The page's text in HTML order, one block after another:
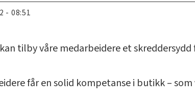
- 08:51
tilby våre medarbeidere et
får en solid kompetanse i butikk –